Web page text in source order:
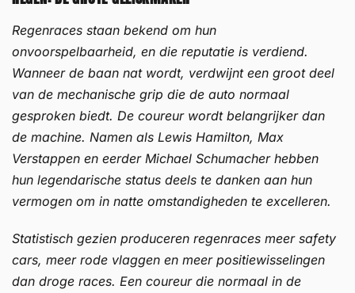
Regenraces staan bekend om hun
onvoorspelbaarheid, en die reputatie is verdiend.
Wanneer de baan nat wordt, verdwijnt een groot deel
van de mechanische grip die de auto normaal
gesproken biedt. De coureur wordt belangrijker dan
de machine. Namen als Lewis Hamilton, Max
Verstappen en eerder Michael Schumacher hebben
hun legendarische status deels te danken aan hun
vermogen om in natte omstandigheden te excelleren.
Statistisch gezien produceren regenraces meer safety
cars, meer rode vlaggen en meer positiewisselingen
dan droge races. Een coureur die normaal in de